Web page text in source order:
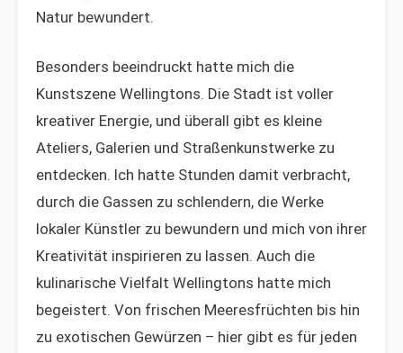
Natur bewundert.
Besonders beeindruckt hatte mich die
Kunstszene Wellingtons. Die Stadt ist voller
kreativer Energie, und überall gibt es kleine
Ateliers, Galerien und Straßenkunstwerke zu
entdecken. Ich hatte Stunden damit verbracht,
durch die Gassen zu schlendern, die Werke
lokaler Künstler zu bewundern und mich von ihrer
Kreativität inspirieren zu lassen. Auch die
kulinarische Vielfalt Wellingtons hatte mich
begeistert. Von frischen Meeresfrüchten bis hin
zu exotischen Gewürzen – hier gibt es für jeden